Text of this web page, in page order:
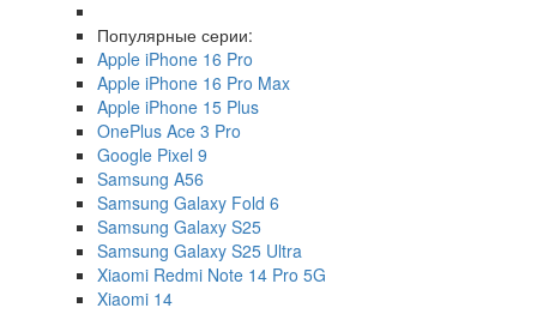
Популярные серии:
Apple iPhone 16 Pro
Apple iPhone 16 Pro Max
Apple iPhone 15 Plus
OnePlus Ace 3 Pro
Google Pixel 9
Samsung A56
Samsung Galaxy Fold 6
Samsung Galaxy S25
Samsung Galaxy S25 Ultra
Xiaomi Redmi Note 14 Pro 5G
Xiaomi 14